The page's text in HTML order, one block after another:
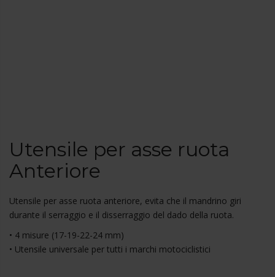
Utensile per asse ruota
Anteriore
Utensile per asse ruota anteriore, evita che il mandrino giri
durante il serraggio e il disserraggio del dado della ruota.
• 4 misure (17-19-22-24 mm)
• Utensile universale per tutti i marchi motociclistici